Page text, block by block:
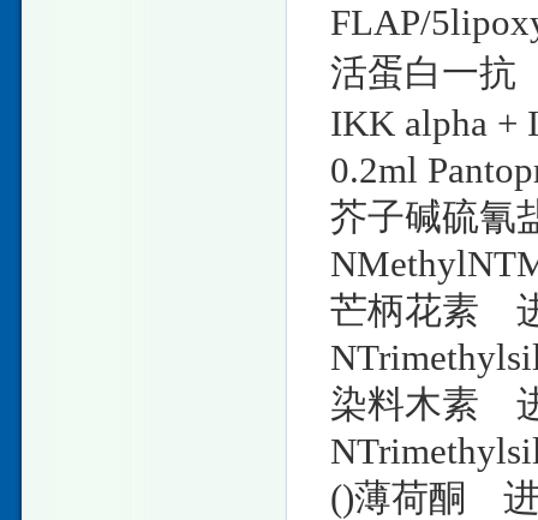
FLAP/
活蛋白一抗
IKK alpha
0.2ml
芥子碱硫
芒柄花素
染料木素
()薄荷酮